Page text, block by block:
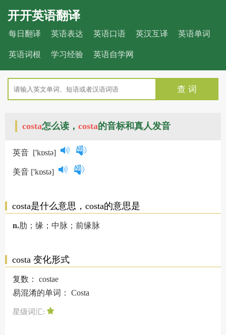
开开英语翻译
每日翻译 英语表达 英语口语 英汉互译 英语单词
英语词根 学习经验 英语自学网
查 词
costa怎么读， costa的音标和真人发音
英音 ['kɒstə]
美音 ['kɒstə]
costa是什么意思，costa的意思是
n.肋；缘；中脉；前缘脉
costa 变化形式
复数： costae
易混淆的单词： Costa
星级词汇: